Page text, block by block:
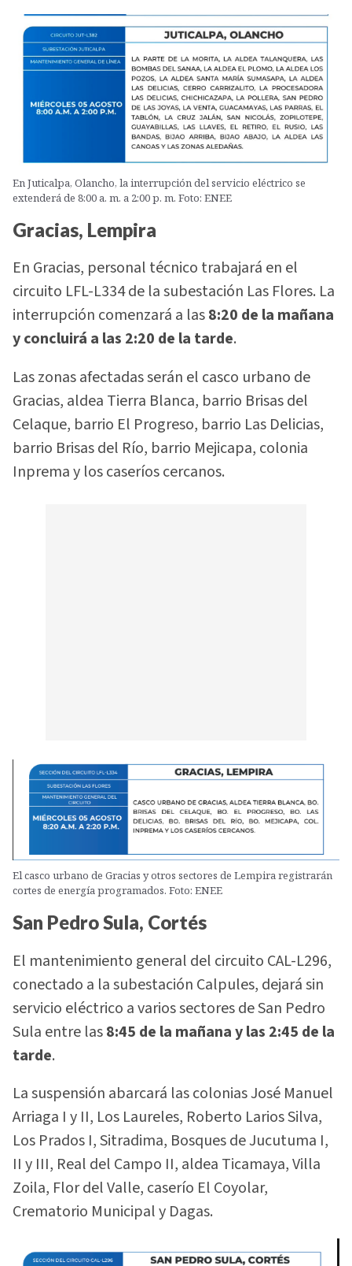
En Juticalpa, Olancho, la interrupción del servicio eléctrico se
extenderá de 8:00 a. m. a 2:00 p. m. Foto: ENEE
Gracias, Lempira
En Gracias, personal técnico trabajará en el
circuito LFL-L334 de la subestación Las Flores. La
interrupción comenzará a las8:20 de la mañana
y concluirá a las 2:20 de la tarde.
Las zonas afectadas serán el casco urbano de
Gracias, aldea Tierra Blanca, barrio Brisas del
Celaque, barrio El Progreso, barrio Las Delicias,
barrio Brisas del Río, barrio Mejicapa, colonia
Inprema y los caseríos cercanos.
El casco urbano de Gracias y otros sectores de Lempira registrarán
cortes de energía programados. Foto: ENEE
San Pedro Sula, Cortés
El mantenimiento general del circuito CAL-L296,
conectado a la subestación Calpules, dejará sin
servicio eléctrico a varios sectores de San Pedro
Sula entre las8:45 de la mañana y las 2:45 de la
tarde.
La suspensión abarcará las colonias José Manuel
Arriaga I y II, Los Laureles, Roberto Larios Silva,
Los Prados I, Sitradima, Bosques de Jucutuma I,
II y III, Real del Campo II, aldea Ticamaya, Villa
Zoila, Flor del Valle, caserío El Coyolar,
Crematorio Municipal y Dagas.